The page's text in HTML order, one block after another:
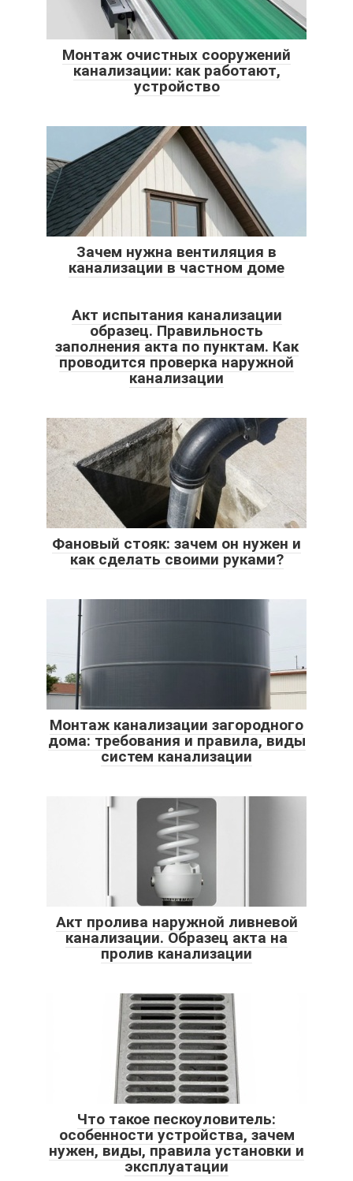
Монтаж очистных сооружений
канализации: как работают,
устройство
Зачем нужна вентиляция в
канализации в частном доме
Акт испытания канализации
образец. Правильность
заполнения акта по пунктам. Как
проводится проверка наружной
канализации
Фановый стояк: зачем он нужен и
как сделать своими руками?
Монтаж канализации загородного
дома: требования и правила, виды
систем канализации
Акт пролива наружной ливневой
канализации. Образец акта на
пролив канализации
Что такое пескоуловитель:
особенности устройства, зачем
нужен, виды, правила установки и
эксплуатации